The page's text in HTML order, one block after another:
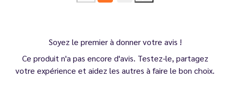
Soyez le premier à donner votre avis !
Ce produit n'a pas encore d'avis. Testez-le, partagez
votre expérience et aidez les autres à faire le bon choix.